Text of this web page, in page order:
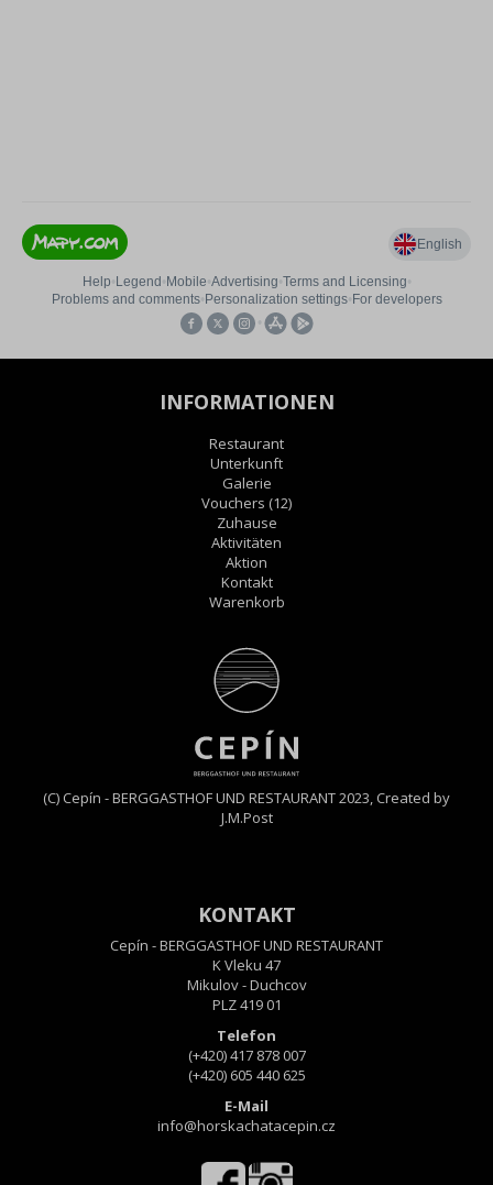
INFORMATIONEN
Restaurant
Unterkunft
Galerie
Vouchers (12)
Zuhause
Aktivitäten
Aktion
Kontakt
Warenkorb
(C) Cepín - BERGGASTHOF UND RESTAURANT 2023, Created by
J.M.Post
KONTAKT
Cepín - BERGGASTHOF UND RESTAURANT
K Vleku 47
Mikulov - Duchcov
PLZ 419 01
Telefon
(+420) 417 878 007
(+420) 605 440 625
E-Mail
info@horskachatacepin.cz